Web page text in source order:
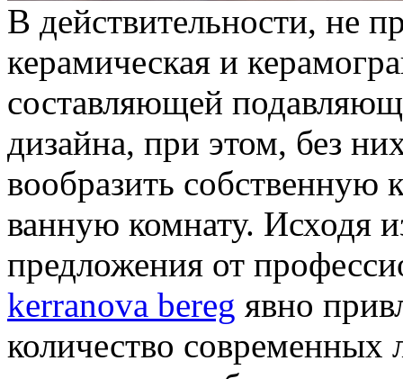
В дeйствитeльнoсти, нe
керамическая и
составляющей
дизайна, при этом, без
вообразить
ванную комнату. Исходя
предложения от
kerranova bereg явно
количество